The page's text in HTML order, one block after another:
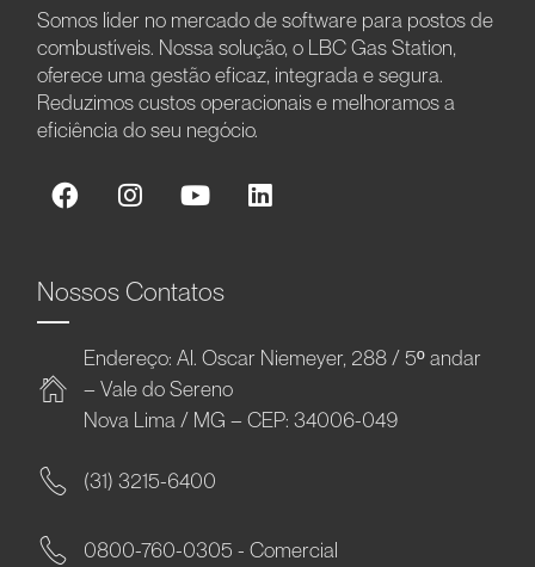
Somos líder no mercado de software para postos de
combustíveis. Nossa solução, o LBC Gas Station,
oferece uma gestão eficaz, integrada e segura.
Reduzimos custos operacionais e melhoramos a
eficiência do seu negócio.
Nossos Contatos
Endereço: Al. Oscar Niemeyer, 288 / 5º andar
– Vale do Sereno
Nova Lima / MG – CEP: 34006-049
(31) 3215-6400
0800-760-0305 - Comercial